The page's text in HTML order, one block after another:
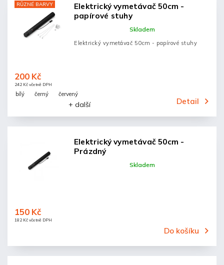
RŮZNÉ BARVY
Elektrický vymetávač 50cm -
papírové stuhy
Skladem
242 Kč včetně DPH
200 Kč
Detail
Elektrický vymetávač 50cm - papírové stuhy
bílý černý červený
+ další
Elektrický vymetávač 50cm -
Prázdný
Skladem
182 Kč včetně DPH
150 Kč
Do košíku